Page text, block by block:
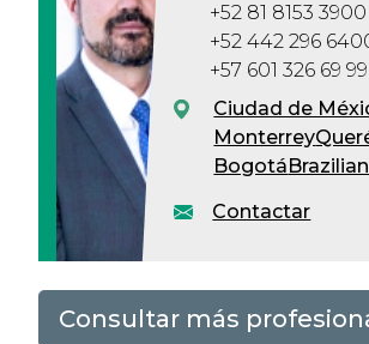
Contactar
+52 81 8153 3900
+52 442 296
+57 601 326 69 99
Ciudad de
Monterrey
Bogotá
Consultar más